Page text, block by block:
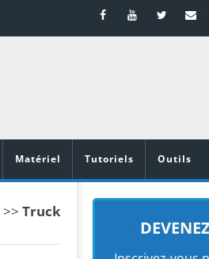
Matériel Tutoriels Outils
>> Truck